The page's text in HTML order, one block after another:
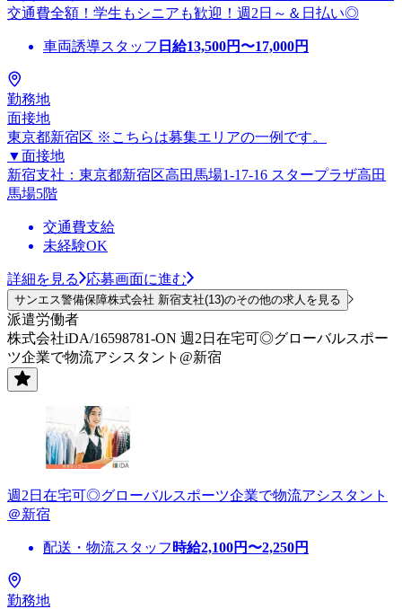
交通費全額！学生もシニアも歓迎！週2日～＆日払い◎
車両誘導スタッフ 日給13,500円〜17,000円
勤務地
面接地
東京都新宿区 ※こちらは募集エリアの一例です。
▼面接地
新宿支社：東京都新宿区高田馬場1-17-16 スタープラザ高田
馬場5階
交通費支給
未経験OK
詳細を見る 応募画面に進む
サンエス警備保障株式会社 新宿支社(13)のその他の求人を見る
派遣労働者
株式会社iDA/16598781-ON 週2日在宅可◎グローバルスポー
ツ企業で物流アシスタント@新宿
週2日在宅可◎グローバルスポーツ企業で物流アシスタント
＠新宿
配送・物流スタッフ 時給2,100円〜2,250円
勤務地